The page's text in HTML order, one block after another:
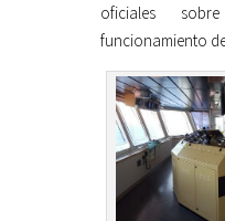
oficiales
funcionamiento